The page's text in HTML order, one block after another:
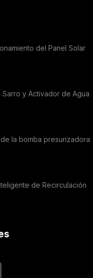
del Panel Solar
Sarro y Activador de Agua
la bomba presurizadora
de Recirculación